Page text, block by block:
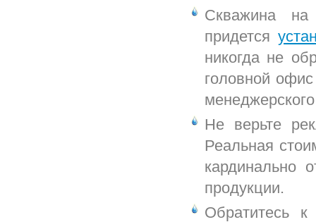
Скважина
придется
никогда не
головной
Не верьте
Реальная
кардинально
продукции.
Обратитесь